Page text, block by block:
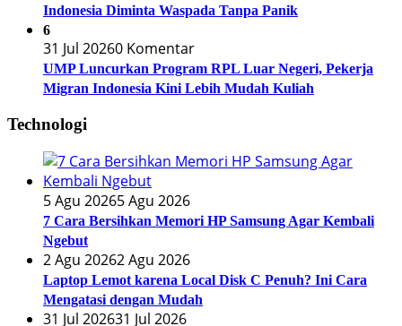
Indonesia Diminta Waspada Tanpa Panik
6
31 Jul 20260 Komentar
UMP Luncurkan Program RPL Luar Negeri, Pekerja
Migran Indonesia Kini Lebih Mudah Kuliah
Technologi
5 Agu 20265 Agu 2026
7 Cara Bersihkan Memori HP Samsung Agar Kembali
Ngebut
2 Agu 20262 Agu 2026
Laptop Lemot karena Local Disk C Penuh? Ini Cara
Mengatasi dengan Mudah
31 Jul 202631 Jul 2026